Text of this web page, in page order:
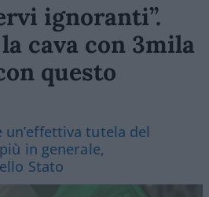
ignoranti”.
cava con 3mila
questo
tutela del
in generale,
Stato